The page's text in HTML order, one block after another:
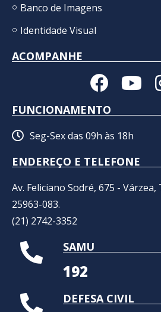
Banco de Imagens
Identidade Visual
ACOMPANHE
FUNCIONAMENTO
Seg-Sex das 09h às 18h
ENDEREÇO E TELEFONE
Av. Feliciano Sodré, 675 - Várzea,
25963-083.
(21) 2742-3352​
SAMU
192
DEFESA CIVIL